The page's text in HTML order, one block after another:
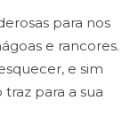
para nos
e rancores.
e sim
para a sua